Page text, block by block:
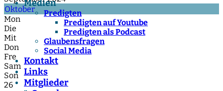
Medien
Predigten
Predigten auf Youtube
Predigten als Podcast
Glaubensfragen
Social Media
Kontakt
Links
Mitglieder
Oktober
Mon
Die
Mit
Don
Fre
Sam
Son
26